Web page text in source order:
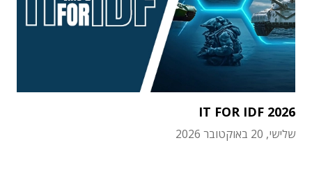
IT FOR IDF 2026
שלישי, 20 באוקטובר 2026